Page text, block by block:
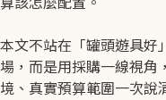
本文不站在「罐頭遊具好
場，而是用採購一線視角
境、真實預算範圍一次說